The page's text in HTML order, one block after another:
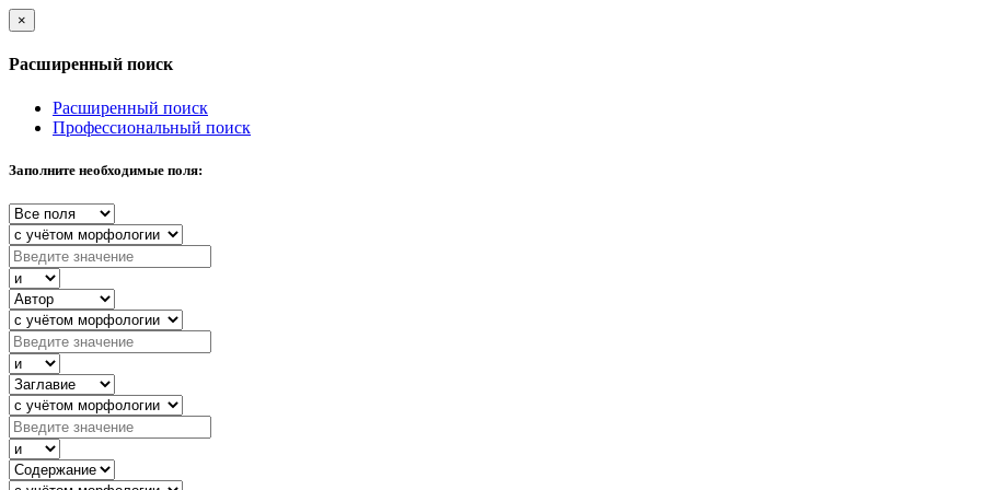
×
Расширенный поиск
Расширенный поиск
Профессиональный поиск
Заполните необходимые поля: